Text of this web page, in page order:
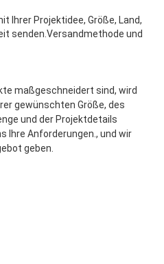
Ihrer Projektidee, Größe, Land,
senden.Versandmethode und
maßgeschneidert sind, wird
gewünschten Größe, des
und der Projektdetails
Ihre Anforderungen., und wir
geben.